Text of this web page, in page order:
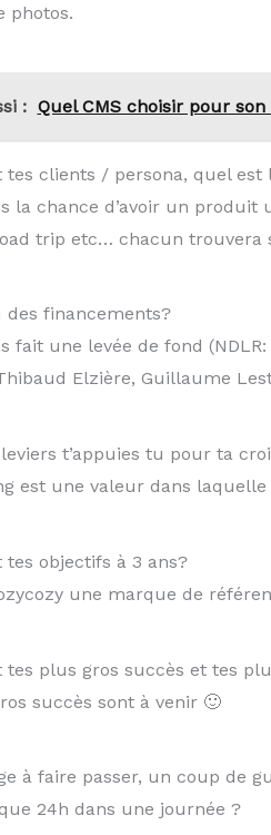
photos.
: Quel CMS choisir pour
tes clients / persona, quel
la chance d’avoir un
trip etc… chacun trouvera
financements?
fait une levée de fond
Elzière, Guillaume
t’appuies tu pour ta
est une valeur dans
tes objectifs à 3 ans?
une marque de
tes plus gros succès et tes
succès sont à venir 🙂
à faire passer, un coup de
24h dans une journée ?